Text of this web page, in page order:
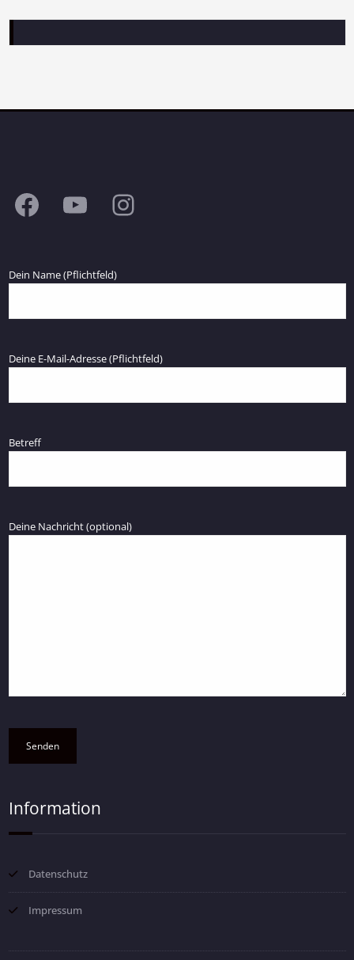
Facebook
YouTubeInstagram
Dein Name (Pflichtfeld)
Deine E-Mail-Adresse (Pflichtfeld)
Betreff
Deine Nachricht (optional)
Information
Datenschutz
Impressum